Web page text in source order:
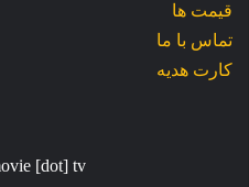
قیمت ها
تماس با ما
کارت هدیه
[dot] tv